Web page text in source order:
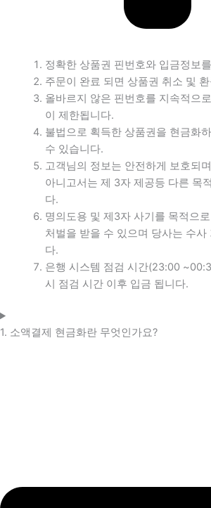
정확한 상품권 핀번호와 입금정보
주문이 완료 되면 상품권 취소 및
올바르지 않은 핀번호를 지속적으
이 제한됩니다.
불법으로 획득한 상품권을 현금화
수 있습니다.
고객님의 정보는 안전하게 보호되
아니고서는 제 3자 제공등 다른 목
다.
명의도용 및 제3자 사기를 목적으
처벌을 받을 수 있으며 당사는 수사
다.
은행 시스템 점검 시간(23:00
시 점검 시간 이후 입금 됩니다.
1. 소액결제 현금화란 무엇인가요?